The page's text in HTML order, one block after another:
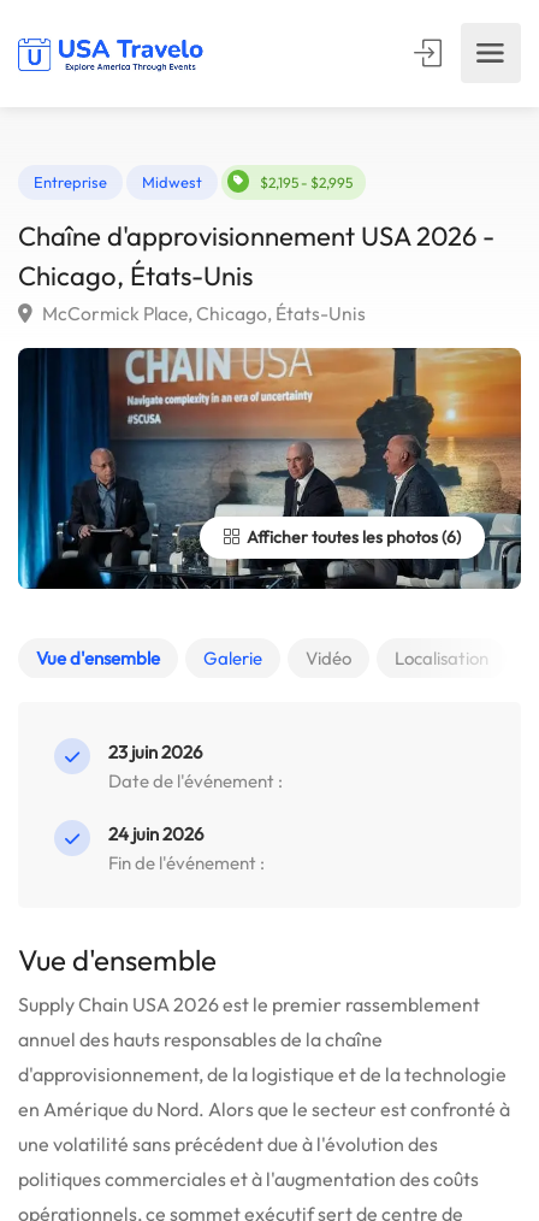
Entreprise $2,195 - $2,995
Chaîne d'approvisionnement USA 2026 -
Chicago, États-Unis
Afficher toutes les photos
Vue d'ensemble Galerie Vidéo Localisation
23 juin 2026
Date de l'événement :
24 juin 2026
Fin de l'événement :
Vue d'ensemble
Supply Chain USA 2026 est le premier rassemblement
annuel des hauts responsables de la chaîne
d'approvisionnement, de la logistique et de la technologie
en Amérique du Nord. Alors que le secteur est confronté à
une volatilité sans précédent due à l'évolution des
politiques commerciales et à l'augmentation des coûts
opérationnels, ce sommet exécutif sert de centre de